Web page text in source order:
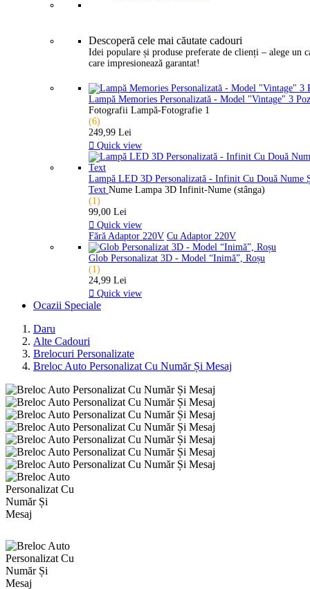
Descoperă cele mai căutate cadouri
Idei populare și produse preferate de clienți – alege un
care impresionează garantat!
Lampă Memories Personalizată - Model "Vintage" 3
Fotografii Lampă-Fotografie 1
(6)
249,99 Lei
 Quick view
Lampă LED 3D Personalizată - Infinit Cu Două Nume
Text Nume Lampa 3D Infinit-Nume (stânga)
(1)
99,00 Lei
 Quick view
Fără Adaptor 220V Cu Adaptor 220V
Glob Personalizat 3D - Model “Inimă”, Roșu
(1)
24,99 Lei
 Quick view
Ocazii Speciale
Daru
Alte Cadouri
Brelocuri Personalizate
Breloc Auto Personalizat Cu Număr Și Mesaj